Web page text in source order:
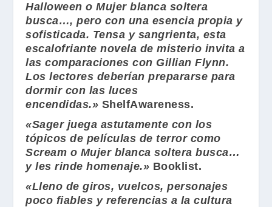
Halloween oMujer blanca soltera
busca…, pero con una esencia propia y
sofisticada. Tensa y sangrienta, esta
escalofriante novela de misterio invita a
las comparaciones con Gillian Flynn.
Los lectores deberían prepararse para
dormir con las luces
encendidas.» ShelfAwareness.
«Sagerjuega astutamente con los
tópicos de películas de terror como
Scream o Mujer blanca soltera busca…
y les rinde homenaje.» Booklist.
«Lleno de giros, vuelcos, personajes
poco fiables y referencias a la cultura